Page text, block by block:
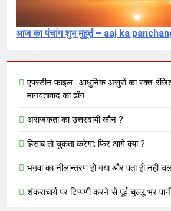
आज का पंचांग शुभ मुहूर्त – aaj ka
एपस्टीन फाइल : आधुनिक असुरों का रक्त-
मानवतावाद का ढोंग
अराजकता का उत्तरदायी कौन ?
हिसाब तो चुकता करेगा; फिर आगे क्या ?
भगवा का नीलान्तरण हो गया और पता ही नहीं
शंकराचार्य पर टिप्पणी करने से पूर्व चुल्लू भर पानी